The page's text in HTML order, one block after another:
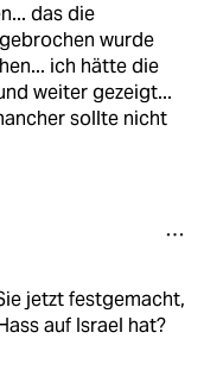
das die
wurde
ich hätte die
weiter gezeigt...
sollte nicht
jetzt festgemacht,
auf Israel hat?